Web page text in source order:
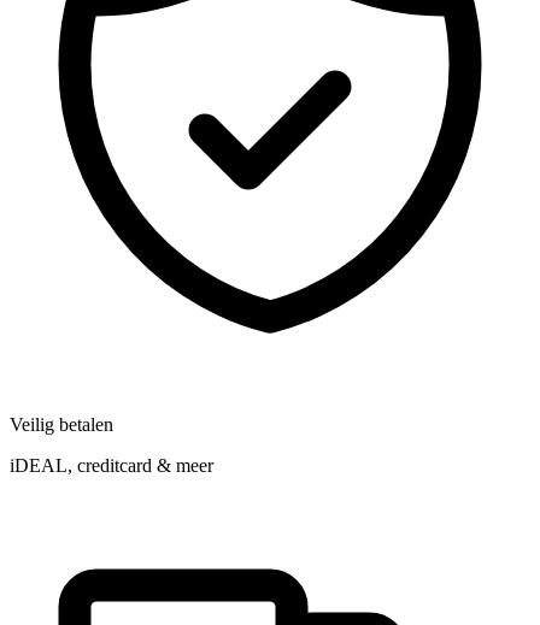
Veilig betalen
iDEAL, creditcard & meer